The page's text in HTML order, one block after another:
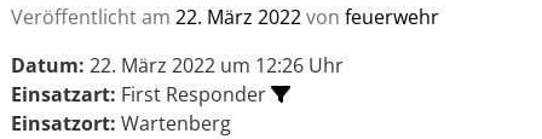
Veröffentlicht am 22. März 2022von feuerwehr
Datum: 22. März 2022 um 12:26 Uhr
Einsatzart: First Responder
Einsatzort: Wartenberg